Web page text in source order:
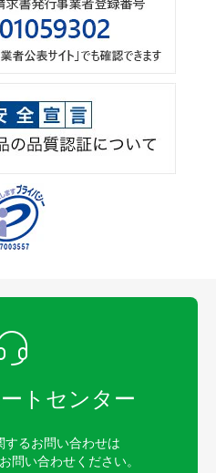
トセンター
するお問い合わせは
問い合わせください。